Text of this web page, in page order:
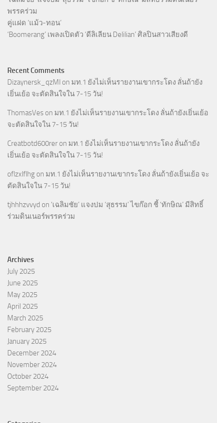
พรรคร่วม
คู่แฝด ‘แม้ว-ทอน’
‘Boomerang’ เพลงเปิดตัว ‘ดีลิเลียน Delilian’ ศิลปินสาวเสียงดี
Recent Comments
Dizaynersk_qzMl on มท.1 ยังไม่เห็นรายงานเขากระโดง ลั่นถ้ายัง
เยิ่นเย้อ จะตัดสินใจใน 7-15 วัน!
ThomasVes on มท.1 ยังไม่เห็นรายงานเขากระโดง ลั่นถ้ายังเยิ่นเย้อ
จะตัดสินใจใน 7-15 วัน!
Creatbotd600rer on มท.1 ยังไม่เห็นรายงานเขากระโดง ลั่นถ้ายัง
เยิ่นเย้อ จะตัดสินใจใน 7-15 วัน!
oflzxlflhg on มท.1 ยังไม่เห็นรายงานเขากระโดง ลั่นถ้ายังเยิ่นเย้อ จะ
ตัดสินใจใน 7-15 วัน!
tjhhhzvvyd on ‘เฉลิมชัย’ แจงปม ‘สุธรรม’ ไขก๊อก ชี้ ‘ทักษิณ’ มีสิทธิ์
ร่วมดินเนอร์พรรคร่วม
Archives
July 2025
June 2025
May 2025
April 2025
March 2025
February 2025
January 2025
December 2024
November 2024
October 2024
September 2024